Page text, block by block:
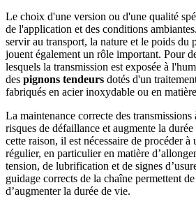
Le choix d'une version ou d'une qualité
de l'application et des conditions
servir au transport, la nature et le poids du
jouent également un rôle important. Pour
lesquels la transmission est exposée à
des pignons tendeurs dotés d'un
fabriqués en acier inoxydable ou en
La maintenance correcte des transmissions
risques de défaillance et augmente la
cette raison, il est nécessaire de procéder
régulier, en particulier en matière
tension, de lubrification et de signes
guidage corrects de la chaîne permettent
d’augmenter la durée de vie.